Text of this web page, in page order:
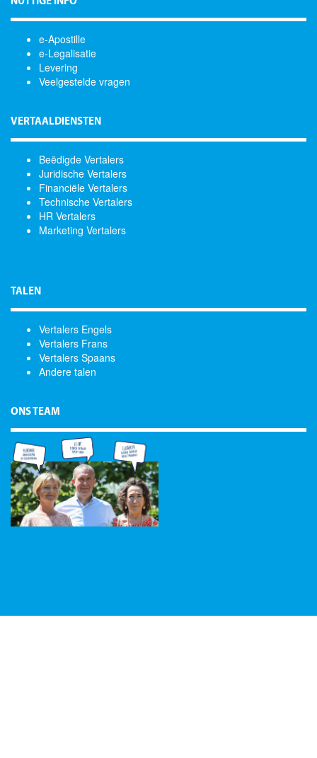
e-Apostille
e-Legalisatie
Levering
Veelgestelde vragen
VERTAALDIENSTEN
Beëdigde Vertalers
Juridische Vertalers
Financiële Vertalers
Technische Vertalers
HR Vertalers
Marketing Vertalers
TALEN
Vertalers Engels
Vertalers Frans
Vertalers Spaans
Andere talen
ONS TEAM